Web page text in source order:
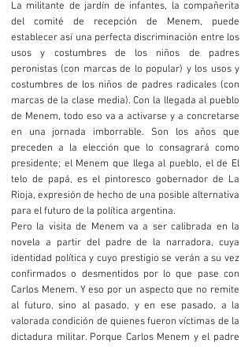
La militante de jardín de infantes, la compañerita
del comité de recepción de Menem, puede
establecer así una perfecta discriminación entre los
usos y costumbres de los niños de padres
peronistas (con marcas de lo popular) y los usos y
costumbres de los niños de padres radicales (con
marcas de la clase media). Con la llegada al pueblo
de Menem, todo eso va a activarse y a concretarse
en una jornada imborrable. Son los años que
preceden a la elección que lo consagrará como
presidente; el Menem que llega al pueblo, el de El
telo de papá, es el pintoresco gobernador de La
Rioja, expresión de hecho de una posible alternativa
para el futuro de la política argentina.
Pero la visita de Menem va a ser calibrada en la
novela a partir del padre de la narradora, cuya
identidad política y cuyo prestigio se verán a su vez
confirmados o desmentidos por lo que pase con
Carlos Menem. Y eso por un aspecto que no remite
al futuro, sino al pasado, y en ese pasado, a la
valorada condición de quienes fueron víctimas de la
dictadura militar. Porque Carlos Menem y el padre